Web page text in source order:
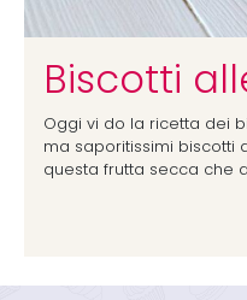
Biscotti
Oggi vi do la ricetta dei
ma saporitissimi biscotti
questa frutta secca che